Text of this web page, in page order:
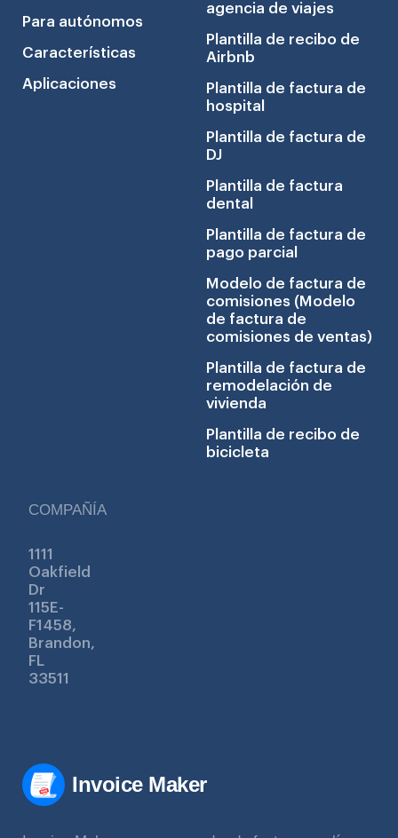
Invoice Maker
Para autónomos
Características
Aplicaciones
agencia de viajes
Plantilla de recibo de
Airbnb
Plantilla de factura de
hospital
Plantilla de factura de
DJ
Plantilla de factura
dental
Plantilla de factura de
pago parcial
Modelo de factura de
comisiones (Modelo
de factura de
comisiones de ventas)
Plantilla de factura de
remodelación de
vivienda
Plantilla de recibo de
bicicleta
COMPAÑÍA
1111
Oakfield
Dr
115E-
F1458,
Brandon,
FL
33511